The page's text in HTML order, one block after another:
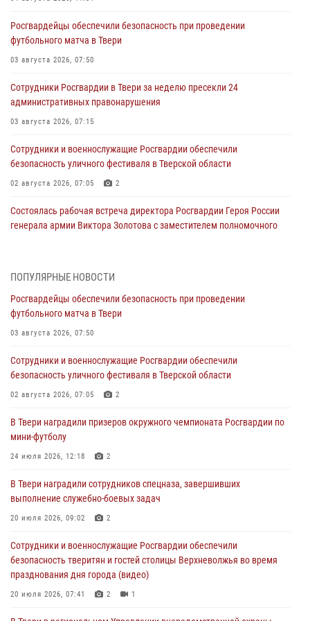
Росгвардейцы обеспечили безопасность при проведении
футбольного матча в Твери
03 августа 2026, 07:50
Сотрудники Росгвардии в Твери за неделю пресекли 24
административных правонарушения
03 августа 2026, 07:15
Сотрудники и военнослужащие Росгвардии обеспечили
безопасность уличного фестиваля в Тверской области
02 августа 2026, 07:05 2
Состоялась рабочая встреча директора Росгвардии Героя России
генерала армии Виктора Золотова с заместителем полномочного
31 июля 2026, 05:42 4
Росгвардейцы в Твери приняли участие в молебне, посвященном
Дню Крещения Руси
28 июля 2026, 11:30
Сотрудники вневедомственной охраны совершили 250 выездов и
пресекли 20 правонарушений за неделю в Тверской области
27 июля 2026, 08:29
В Твери наградили призеров окружного чемпионата Росгвардии по
мини-футболу
24 июля 2026, 12:18 2
Росгвардейцы оказали помощь водителю на дороге в городе Кашин
22 июля 2026, 08:35
ПОПУЛЯРНЫЕ НОВОСТИ
Росгвардейцы обеспечили безопасность при проведении
футбольного матча в Твери
03 августа 2026, 07:50
Сотрудники и военнослужащие Росгвардии обеспечили
безопасность уличного фестиваля в Тверской области
02 августа 2026, 07:05 2
В Твери наградили призеров окружного чемпионата Росгвардии по
мини-футболу
24 июля 2026, 12:18 2
В Твери наградили сотрудников спецназа, завершивших
выполнение служебно-боевых задач
20 июля 2026, 09:02 2
Сотрудники и военнослужащие Росгвардии обеспечили
безопасность тверитян и гостей столицы Верхневолжья во время
празднования дня города (видео)
20 июля 2026, 07:41 2 1